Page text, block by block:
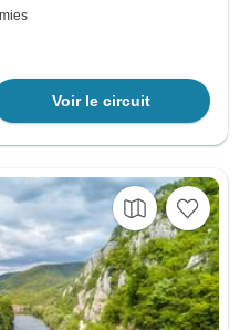
Voir le circuit